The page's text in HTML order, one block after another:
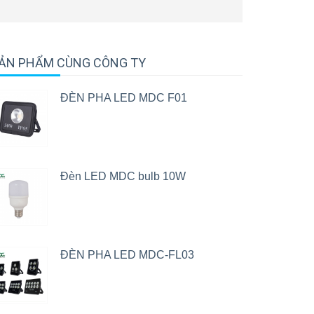
PHẨM CÙNG CÔNG TY
ĐÈN PHA LED MDC F01
Đèn LED MDC bulb 10W
ĐÈN PHA LED MDC-FL03